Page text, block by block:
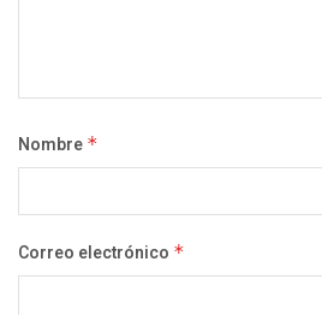
Nombre *
Correo electrónico *